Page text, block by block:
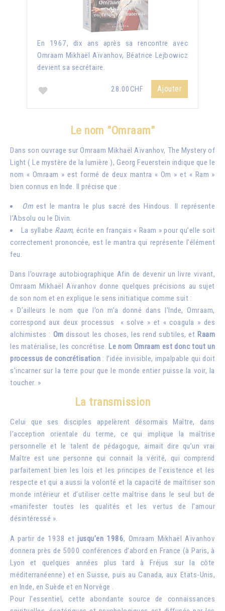
En 1967, dix ans après sa rencontre avec
Omraam Mikhaël Aïvanhov, Béatrice Lejbowicz
devient sa secrétaire.
28.00CHF Ajouter
Le nom "Omraam"
Dans son ouvrage sur Omraam Mikhaël Aïvanhov, The Mystery of
Light( Le mystère de la lumière ), Georg Feuerstein indique que le
nom « Omraam » est formé de deux mantra « Om » et « Ram »
bien connus en Inde. Il précise que :
Omest le mantra le plus sacré des Hindous. Il représente
l’Absolu ou le Divin.
La syllabe Raam, écrite en français « Raam » pour qu’elle soit
correctement prononcée, est le mantra qui représente l’élément
feu.
Dans l’ouvrage autobiographique Afin de devenir un livre vivant,
Omraam Mikhaël Aïvanhov donne quelques précisions au sujet
de son nom et en explique le sens initiatique comme suit :
« D’ailleurs le nom que l’on m’a donné dans l’Inde, Omraam,
correspond aux deux processus « solve » et « coagula » des
alchimistes : Om dissout les choses, les rend subtiles, et Raam
les matérialise, les concrétise. Le nom Omraam est donc tout un
processus de concrétisation : l’idée invisible, impalpable qui doit
s’incarner sur la terre pour que le monde entier puisse la voir, la
toucher. »
La transmission
Celui que ses disciples appelèrent désormais Maître, dans
l’acception orientale du terme, ce qui implique la maîtrise
personnelle et le talent de pédagogue, aimait dire qu’un vrai
Maître est une personne qui connait la vérité, qui comprend
parfaitement bien les lois et les principes de l’existence et les
respecte et qui a aussi la volonté et la capacité de maîtriser son
monde intérieur et d’utiliser cette maîtrise dans le seul but de
«manifester toutes les qualités et les vertus de l’amour
désintéressé ».
A partir de 1938 etjusqu’en 1986, Omraam Mikhaël Aïvanhov
donnera près de 5000 conférences d’abord en France (à Paris, à
Lyon et quelques années plus tard à Fréjus sur la côte
méditerranéenne) et en Suisse, puis au Canada, aux Etats-Unis,
en Inde, en Suède et en Norvège .
Pour l’essentiel, cette abondante source de connaissances